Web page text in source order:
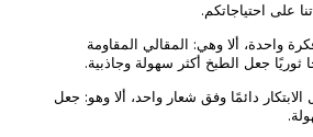
على احتياجاتكم.
واحدة، ألا وهي: المقالي المقاومة
ثوريًا جعل الطبخ أكثر سهولة وجاذبية.
دائمًا وفق شعار واحد، ألا وهو: جعل